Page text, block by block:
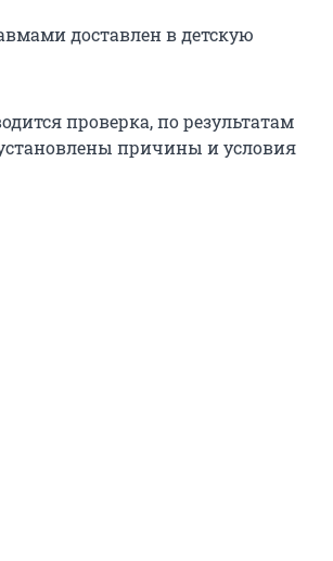
доставлен в детскую
проверка, по результатам
причины и условия